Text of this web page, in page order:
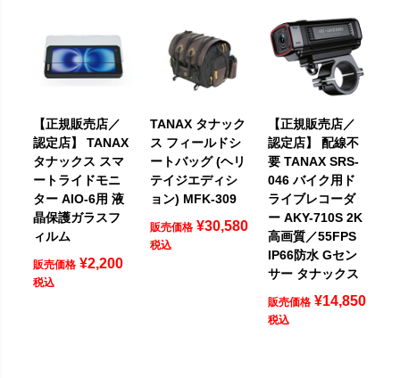
【正規販売店／
認定店】 TANAX
タナックス スマ
ートライドモニ
ター AIO-6用 液
晶保護ガラスフ
ィルム
販売価格 ¥2,200
税込
TANAX タナック
ス フィールドシ
ートバッグ (ヘリ
テイジエディシ
ョン) MFK-309
販売価格 ¥30,580
税込
【正規販売店／
認定店】 配線不
要 TANAX SRS-
046 バイク用ド
ライブレコーダ
ー AKY-710S 2K
高画質／55FPS
IP66防水 Gセン
サー タナックス
販売価格 ¥14,850
税込